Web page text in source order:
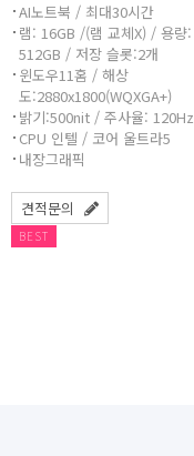
AI노트북 / 최대30시간
램: 16GB /(램 교체X) / 용량:
512GB / 저장 슬롯:2개
윈도우11홈 / 해상
도:2880x1800(WQXGA+)
밝기:500nit / 주사율: 120Hz
CPU 인텔 / 코어 울트라5
내장그래픽
견적문의
BEST